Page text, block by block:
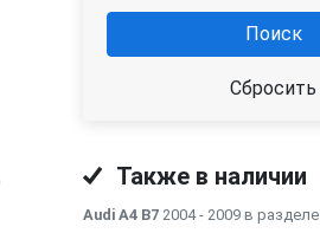
Поиск
Сбросить
Также в наличии
Audi A4 B7 2004 - 2009 в разделе